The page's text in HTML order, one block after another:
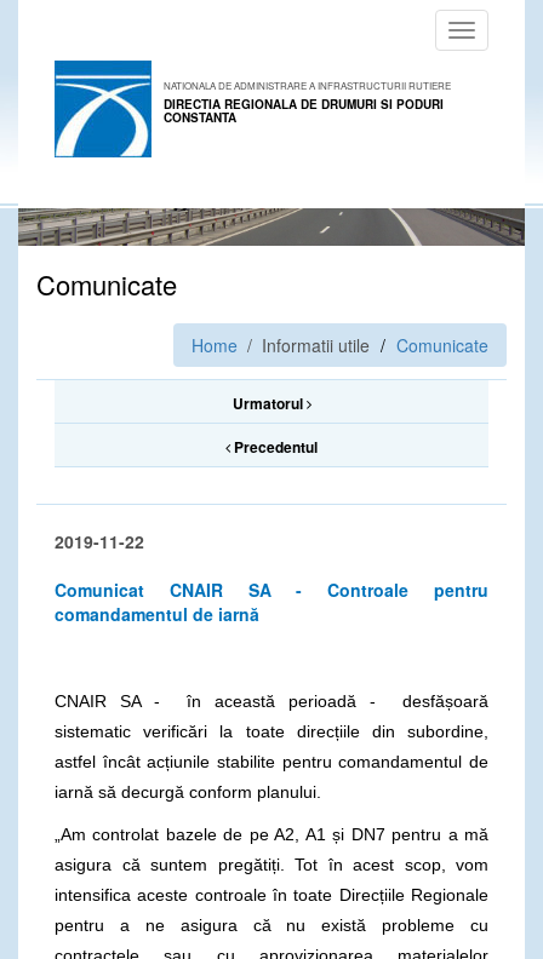
Toggle
navigation
NATIONALA DE ADMINISTRARE A INFRASTRUCTURII RUTIERE
DIRECTIA REGIONALA DE DRUMURI SI PODURI
CONSTANTA
Comunicate
Home / Informatii utile Comunicate
Urmatorul
Precedentul
2019-11-22
Comunicat CNAIR SA - Controale pentru
comandamentul de iarnă
CNAIR SA - în această perioadă - desfășoară
sistematic verificări la toate direcțiile din subordine,
astfel încât acțiunile stabilite pentru comandamentul de
iarnă să decurgă conform planului.
„Am controlat bazele de pe A2, A1 și DN7 pentru a mă
asigura că suntem pregătiți. Tot în acest scop, vom
intensifica aceste controale în toate Direcțiile Regionale
pentru a ne asigura că nu există probleme cu
contractele sau cu aprovizionarea materialelor